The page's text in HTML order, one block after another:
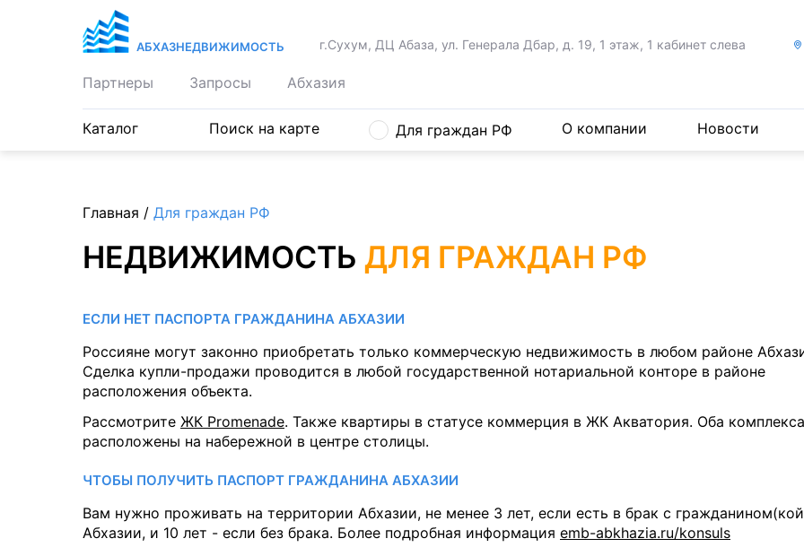
АБХАЗНЕДВИЖИМОСТЬ г.Сухум, ДЦ Абаза, ул. Генерала Дбар, д. 19, 1 этаж, 1 кабинет слева
Партнеры Запросы Абхазия
Каталог Поиск на карте Для граждан РФ О компании Новости
Главная / Для граждан РФ
НЕДВИЖИМОСТЬ ДЛЯ ГРАЖДАН РФ
ЕСЛИ НЕТ ПАСПОРТА ГРАЖДАНИНА АБХАЗИИ
Россияне могут законно приобретать только коммерческую недвижимость в любом районе
Сделка купли-продажи проводится в любой государственной нотариальной конторе в районе
расположения объекта.
Рассмотрите ЖК Promenade. Также квартиры в статусе коммерция в ЖК Акватория. Оба комплекса
расположены на набережной в центре столицы.
ЧТОБЫ ПОЛУЧИТЬ ПАСПОРТ ГРАЖДАНИНА АБХАЗИИ
Вам нужно проживать на территории Абхазии, не менее 3 лет, если есть в брак с
Абхазии, и 10 лет - если без брака. Более подробная информация emb-abkhazia.ru/konsuls